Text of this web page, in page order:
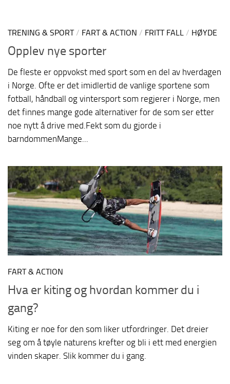
TRENING & SPORT/ FART & ACTION / FRITT FALL / HØYDE
Opplev nye sporter
De fleste er oppvokst med sport som en del av hverdagen
i Norge. Ofte er det imidlertid de vanlige sportene som
fotball, håndball og vintersport som regjerer i Norge, men
det finnes mange gode alternativer for de som ser etter
noe nytt å drive med.Fekt som du gjorde i
barndommenMange...
FART & ACTION
Hva er kiting og hvordan kommer du i
gang?
Kiting er noe for den som liker utfordringer. Det dreier
seg om å tøyle naturens krefter og bli i ett med energien
vinden skaper. Slik kommer du i gang.